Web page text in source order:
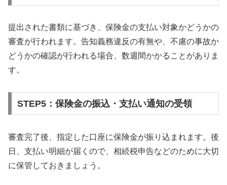
提出された書類に基づき、保険金の支払い対象かどうかの
審査が行われます。告知義務違反の有無や、不慮の事故か
どうかの確認が行われる場合、数週間かかることがありま
す。
STEP5：保険金の振込・支払い通知の受領
審査完了後、指定した口座に保険金が振り込まれます。後
日、支払い明細が届くので、相続税申告などのために大切
に保管しておきましょう。